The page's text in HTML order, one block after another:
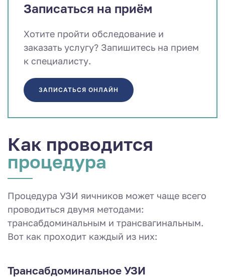
Записаться на приём
Хотите пройти обследование и
заказать услугу? Запишитесь на прием
к специалисту.
ЗАПИСАТЬСЯ ОНЛАЙН
Как проводится
процедура
Процедура УЗИ яичников может чаще всего
проводиться двумя методами:
трансабдоминальным и трансвагинальным.
Вот как проходит каждый из них:
Трансабдоминальное УЗИ